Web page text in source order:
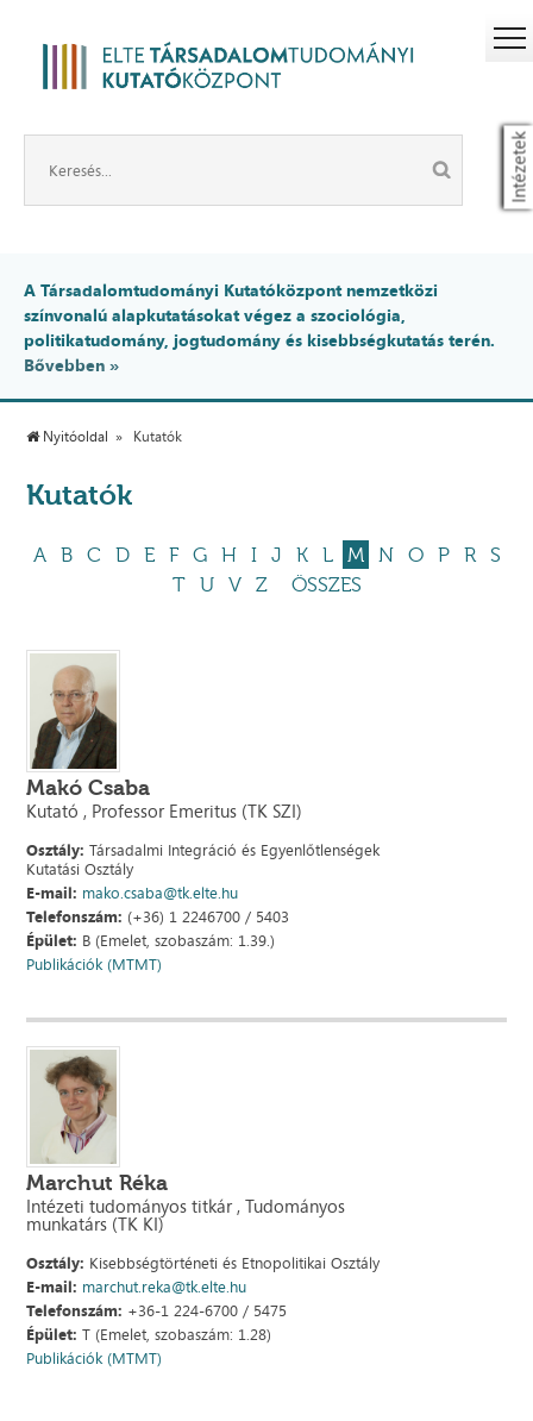
Intézetek
A Társadalomtudományi Kutatóközpont nemzetközi
színvonalú alapkutatásokat végez a szociológia,
politikatudomány, jogtudomány és kisebbségkutatás terén.
Bővebben »
Nyitóoldal Kutatók
Kutatók
A B C D E F G H I J K L M N O P R
S
T
U V Z ÖSSZES
Makó Csaba
Kutató , Professor Emeritus (TK SZI)
Osztály: Társadalmi Integráció és Egyenlőtlenségek
Kutatási Osztály
E-mail: mako.csaba@tk.elte.hu
Telefonszám: (+36) 1 2246700 / 5403
Épület: B (Emelet, szobaszám: 1.39.)
Publikációk (MTMT)
Marchut Réka
Intézeti tudományos titkár , Tudományos
munkatárs (TK KI)
Osztály: Kisebbségtörténeti és Etnopolitikai Osztály
E-mail: marchut.reka@tk.elte.hu
Telefonszám: +36-1 224-6700 / 5475
Épület: T (Emelet, szobaszám: 1.28)
Publikációk (MTMT)